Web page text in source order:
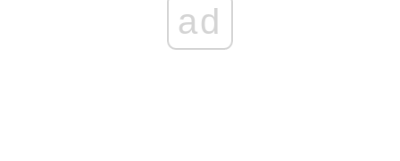
ad